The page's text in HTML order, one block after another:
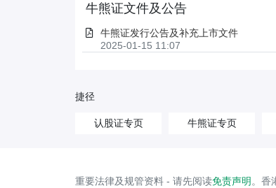
牛熊证文件及公告
牛熊证发行公告及补充上市文件
2025-01-15 11:07
捷径
认股证专页 牛熊证专页
重要法律及规管资料 - 请先阅读免责声明。香